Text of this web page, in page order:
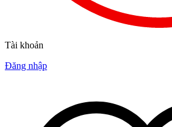
Tài khoản
Đăng nhập